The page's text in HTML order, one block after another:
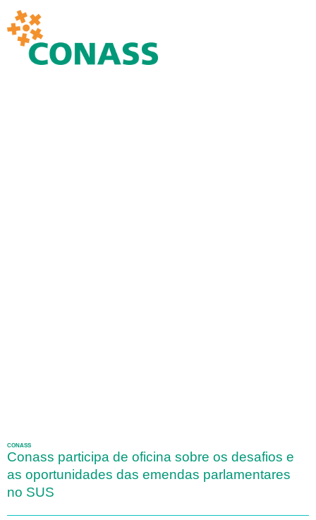
CONASS
Conass participa de oficina sobre os desafios e
as oportunidades das emendas parlamentares
no SUS